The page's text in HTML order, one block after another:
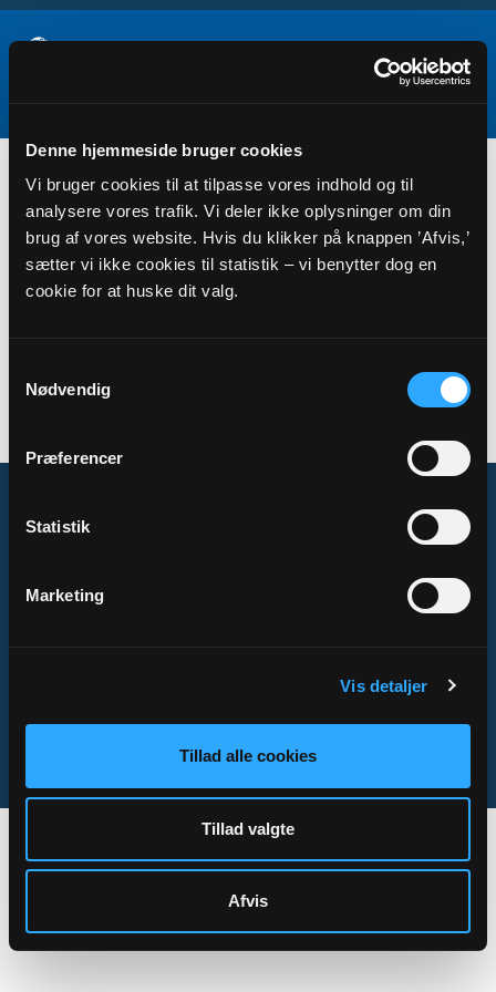
Denne hjemmeside bruger cookies
Vi bruger cookies til at tilpasse vores indhold og til
analysere vores trafik. Vi deler ikke oplysninger om din
brug af vores website. Hvis du klikker på knappen ’Afvis,’
sætter vi ikke cookies til statistik – vi benytter dog en
cookie for at huske dit valg.
Nødvendig
Præferencer
Statistik
Marketing
Vis detaljer
Tillad alle cookies
Tillad valgte
Afvis
Menighedsrådsvalg
Om Sogn.dk